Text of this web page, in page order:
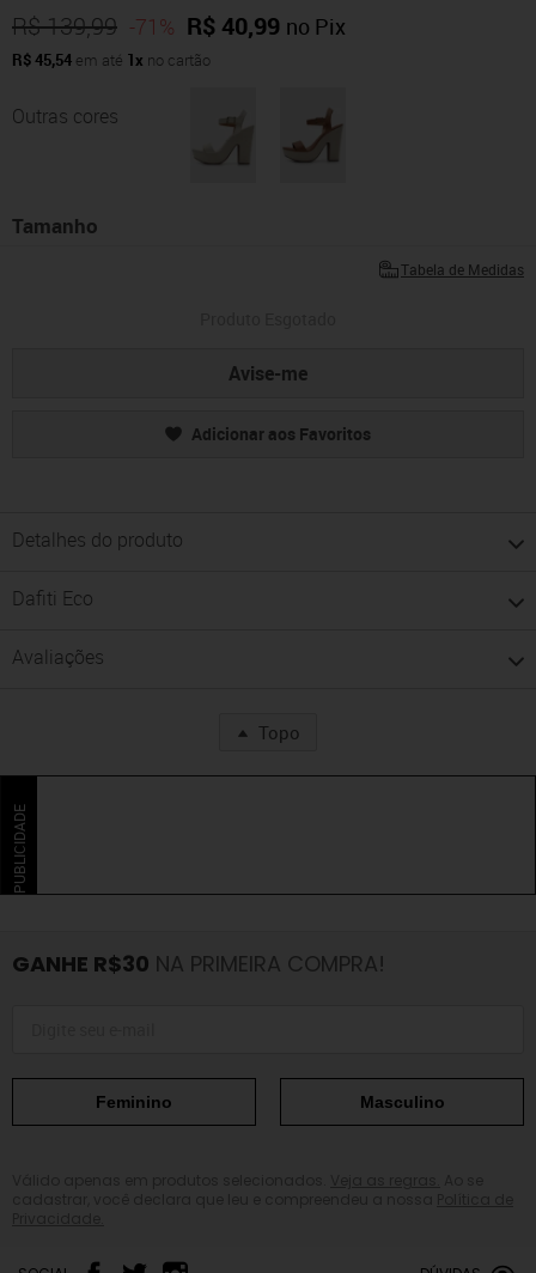
R$ 139,99 -71% R$ 40,99 no Pix
R$ 45,54 em até 1x no cartão
Outras cores
Tamanho
Tabela de Medidas
Avise-me
Adicionar aos Favoritos
Detalhes do produto
Dafiti Eco
Avaliações
Topo
PUBLICIDADE
GANHE R$30 NA PRIMEIRA COMPRA!
Feminino Masculino